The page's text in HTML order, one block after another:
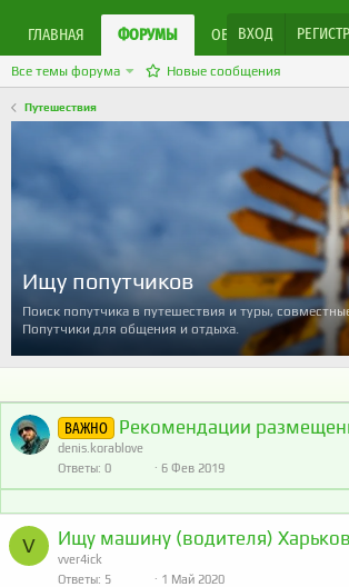
ГЛАВНАЯ ФОРУМЫ ОБЪЯВЛЕНИЯ
ВХОД
Все темы форума Новые сообщения
Путешествия
Ищу попутчиков
Поиск попутчика в путешествия и туры,
Попутчики для общения и отдыха.
ВАЖНО Рекомендации размещения тем в
denis.korablove
Ответы 0 6 Фев 2019
V Ищу машину (водителя)
vver4ick
Ответы 5 1 Май 2020